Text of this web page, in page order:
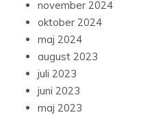
november 2024
oktober 2024
maj 2024
august 2023
juli 2023
juni 2023
maj 2023